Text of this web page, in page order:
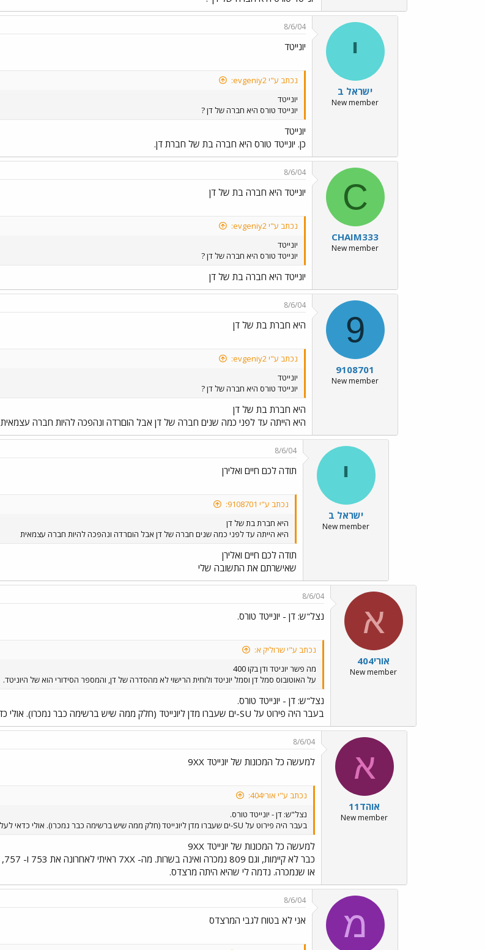
י
ישראל ב
New member
8/6/04
יונייטד
נכתב ע"י evgeniy2:
יונייטד
יונייטד טורס היא חברה של דן ?
יונייטד
כן. יונייטד טורס היא חברה בת של חברת דן.
C
CHAIM333
New member
8/6/04
יונייטד היא חברה בת של דן
נכתב ע"י evgeniy2:
יונייטד
יונייטד טורס היא חברה של דן ?
יונייטד היא חברה בת של דן
9
9108701
New member
8/6/04
היא חברת בת של דן
נכתב ע"י evgeniy2:
יונייטד
יונייטד טורס היא חברה של דן ?
היא חברת בת של דן
היא הייתה עד לפני כמה שנים חברה של דן אבל הוםרדה ונהפכה להיות חברה עצמאית
י
ישראל ב
New member
8/6/04
תודה לכם חיים ואלירן
נכתב ע"י 9108701:
היא חברת בת של דן
היא הייתה עד לפני כמה שנים חברה של דן אבל הוםרדה ונהפכה להיות חברה עצמאית
תודה לכם חיים ואלירן
שאישרתם את התשובה שלי
א
אורי404
New member
8/6/04
נצל"ש: דן - יונייטד טורס.
נכתב ע"י שרוליק א:
מה פשר יוניטד ודן בקו 400
על האוטובוס סמל דן וסמל יוניטד ולוחית הרישוי לא מהסדרה של דן, והמספר הסידורי הוא של היוניטד.
נצל"ש: דן - יונייטד טורס.
בעבר היה פירוט על SU-ים שעברו מדן ליונייטד (חלק ממה שיש ברשימה כבר נמכרו). אולי כדאי לעלות את זה לאתר פתוז.
א
אוהד11
New member
8/6/04
למעשה כל המכונות של יונייטד 9XX
נכתב ע"י אורי404:
נצל"ש: דן - יונייטד טורס.
בעבר היה פירוט על SU-ים שעברו מדן ליונייטד (חלק ממה שיש ברשימה כבר נמכרו). אולי כדאי לעלות את זה לאתר פתוז.
למעשה כל המכונות של יונייטד 9XX
או שנמכרה. נדמה לי שהיא היתה מרצדס.
מ
8/6/04
אני לא בטוח לגבי המרצדס